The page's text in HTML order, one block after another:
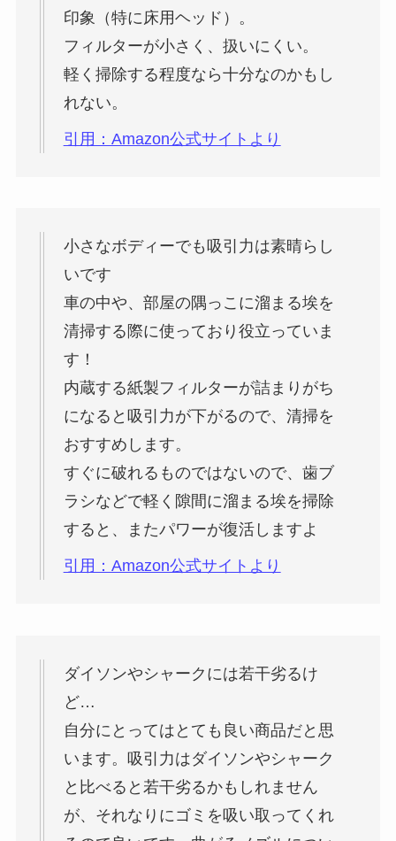
印象（特に床用ヘッド）。
フィルターが小さく、扱いにくい。
軽く掃除する程度なら十分なのかもし
れない。
引用：Amazon公式サイトより
小さなボディーでも吸引力は素晴らし
いです
車の中や、部屋の隅っこに溜まる埃を
清掃する際に使っており役立っていま
す！
内蔵する紙製フィルターが詰まりがち
になると吸引力が下がるので、清掃を
おすすめします。
すぐに破れるものではないので、歯ブ
ラシなどで軽く隙間に溜まる埃を掃除
すると、またパワーが復活しますよ
引用：Amazon公式サイトより
ダイソンやシャークには若干劣るけ
ど…
自分にとってはとても良い商品だと思
います。吸引力はダイソンやシャーク
と比べると若干劣るかもしれません
が、それなりにゴミを吸い取ってくれ